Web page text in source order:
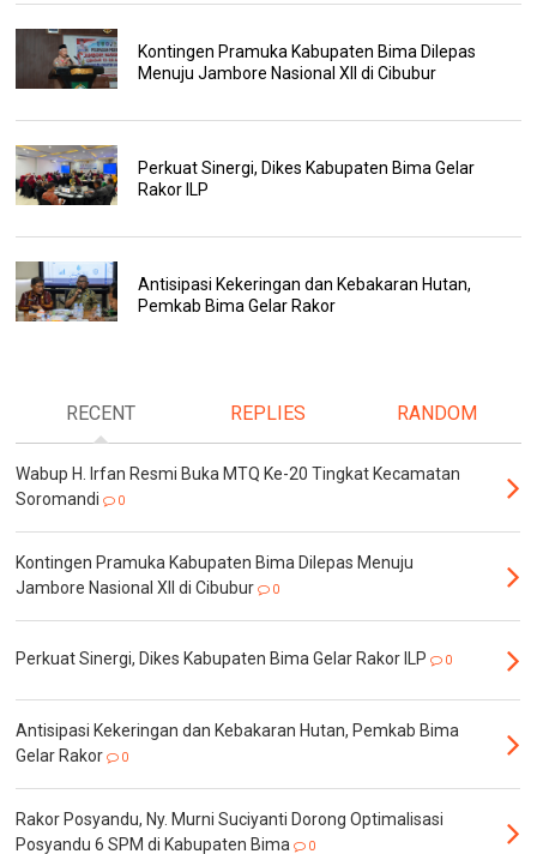
Kontingen Pramuka Kabupaten Bima Dilepas
Menuju Jambore Nasional XII di Cibubur
Perkuat Sinergi, Dikes Kabupaten Bima Gelar
Rakor ILP
Antisipasi Kekeringan dan Kebakaran Hutan,
Pemkab Bima Gelar Rakor
RECENT REPLIES RANDOM
Wabup H. Irfan Resmi Buka MTQ Ke-20 Tingkat Kecamatan
Soromandi
0
Kontingen Pramuka Kabupaten Bima Dilepas Menuju
Jambore Nasional XII di Cibubur
0
Perkuat Sinergi, Dikes Kabupaten Bima Gelar Rakor ILP 0
Antisipasi Kekeringan dan Kebakaran Hutan, Pemkab Bima
Gelar Rakor
0
Rakor Posyandu, Ny. Murni Suciyanti Dorong Optimalisasi
Posyandu 6 SPM di Kabupaten Bima
0